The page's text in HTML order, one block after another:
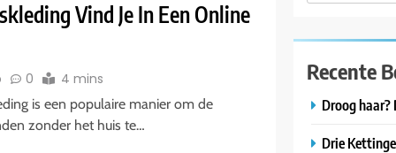
Vind Je In Een Online
0 4 mins
is een populaire manier om de
zonder het huis te…
Recente
Droog haar?
Drie